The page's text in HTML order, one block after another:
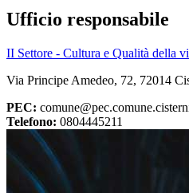
Ufficio responsabile
II Settore - Cultura e Qualità della
Via Principe Amedeo, 72, 72014
PEC:
Telefono: 0804445211